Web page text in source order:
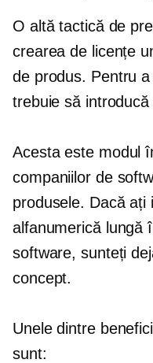
O altă tactică de
crearea de licențe
de produs. Pentru
trebuie să
Acesta este modul
companiilor de
produsele. Dacă ați
alfanumerică lungă
software, sunteți
concept.
Unele dintre
sunt: